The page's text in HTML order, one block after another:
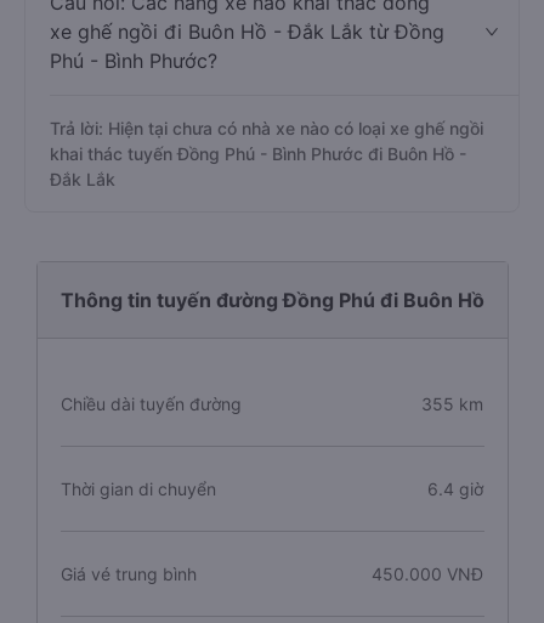
xe ghế ngồi đi Buôn Hồ - Đắk Lắk từ Đồng
Phú - Bình Phước?
Trả lời: Hiện tại chưa có nhà xe nào có loại xe ghế ngồi
khai thác tuyến Đồng Phú - Bình Phước đi Buôn Hồ -
Đắk Lắk
Thông tin tuyến đường Đồng Phú đi Buôn Hồ
Chiều dài tuyến đường 355 km
Thời gian di chuyển 6.4 giờ
Giá vé trung bình 450.000 VNĐ